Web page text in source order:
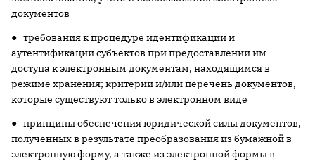
документов
● требования к процедуре идентификации и
аутентификации субъектов при предоставлении им
доступа к электронным документам, находящимся в
режиме хранения; критерии и/или перечень документов,
которые существуют только в электронном виде
● принципы обеспечения юридической силы документов,
полученных в результате преобразования из бумажной в
электронную форму, а также из электронной формы в